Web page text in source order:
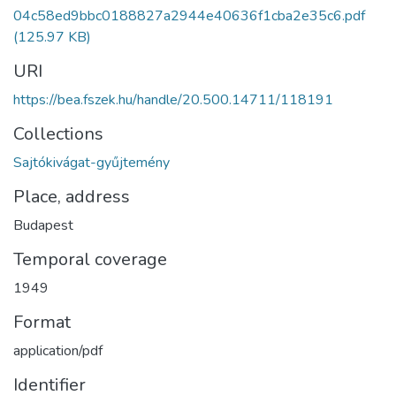
04c58ed9bbc0188827a2944e40636f1cba2e35c6.pdf
(125.97 KB)
URI
https://bea.fszek.hu/handle/20.500.14711/118191
Collections
Sajtókivágat-gyűjtemény
Place, address
Budapest
Temporal coverage
1949
Format
application/pdf
Identifier